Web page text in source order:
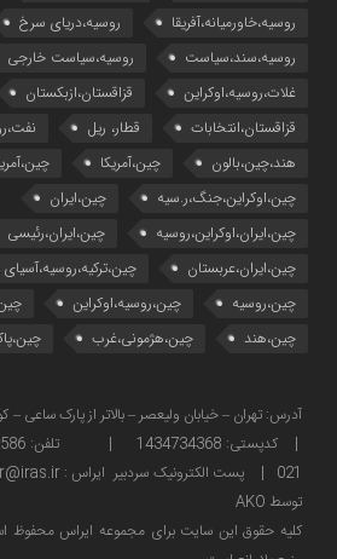
روسیه،خاورمیانه،آفریقا
روسیه،دریای سرخ
روسیه،سند،سیاست
روسیه،سیاست خارجی
غلات،روسیه،اوکراین
قزاقستان،ازبکستان
قزاقستان،انتخابات
قطار، ریل
هند،چین،بالون
چین،آمریکا
چین،اوکراین،جنگ،ر.سیه
چین،ایران
چین،ایران،اوکراین،روسیه
چین،ایران،رئیسی
چین،ایران،عربستان
چین،روسیه
چین،روسیه،اوکراین
چین،هند
چین،هژمونی،غرب
021 | پست الکترونیک سردبیر ایراس : sardabir@iras.ir |
توسط AKO
كليه حقوق این سایت برای مجموعه ایراس محفوظ